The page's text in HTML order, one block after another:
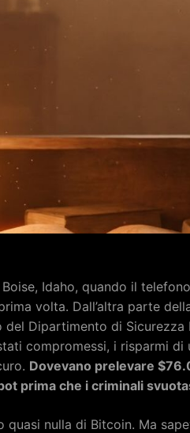
Idaho, quando il
volta. Dall’altra parte
Dipartimento di Sicurezza
compromessi, i risparmi di
Dovevano prelevare
prima che i criminali
quasi nulla di Bitcoin. Ma